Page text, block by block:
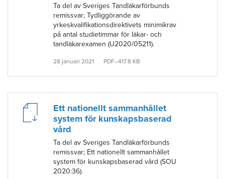
Ta del av Sveriges Tandläkarförbunds
remissvar; Tydliggörande av
yrkeskvalifikationsdirektivets minimikrav
på antal studietimmar för läkar- och
tandläkarexamen (U2020/05211).
28 januari 2021 PDF–417.8 KB
Ett nationellt sammanhållet
system för kunskapsbaserad
vård
Ta del av Sveriges Tandläkarförbunds
remissvar; Ett nationellt sammanhållet
system för kunskapsbaserad vård (SOU
2020:36).